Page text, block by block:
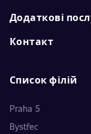
Додаткові
Контакт
Список філій
Praha 5
Bystřec